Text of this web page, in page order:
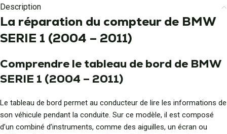
Description
La réparation du compteur de BMW
SERIE 1 (2004 – 2011)
Comprendre le tableau de bord de BMW
SERIE 1 (2004 – 2011)
Le tableau de bord permet au conducteur de lire les informations de
son véhicule pendant la conduite. Sur ce modèle, il est composé
d’un combiné d’instruments, comme des aiguilles, un écran ou